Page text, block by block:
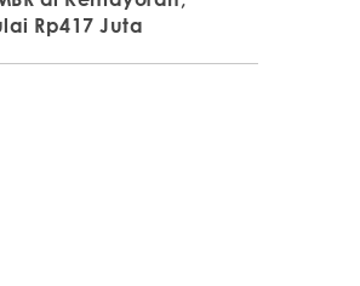
Rp417 Juta